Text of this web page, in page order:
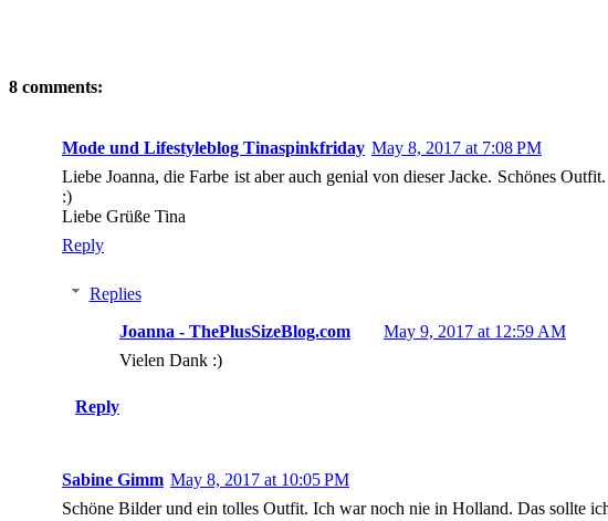
8 comments:
Mode und Lifestyleblog Tinaspinkfriday May 8, 2017 at 7:08 PM
Liebe Joanna, die Farbe ist aber auch genial von dieser Jacke. Schönes
:)
Liebe Grüße Tina
Reply
Replies
Joanna - ThePlusSizeBlog.com
May 9, 2017 at 12:59 AM
Vielen Dank :)
Reply
Sabine Gimm May 8, 2017 at 10:05 PM
Schöne Bilder und ein tolles Outfit. Ich war noch nie in Holland. Das sollte